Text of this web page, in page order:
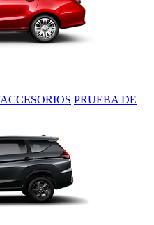
ACCESORIOS PRUEBA DE